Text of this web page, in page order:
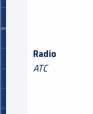
Radio
ATC